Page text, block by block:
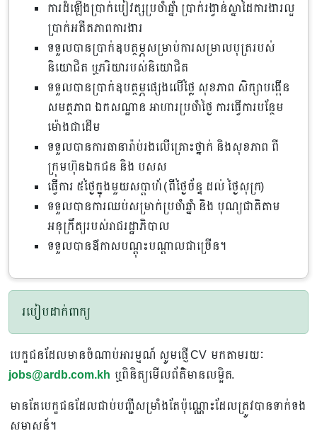
ការដំឡើងប្រាក់បៀវត្សប្រចាំឆ្នាំ ប្រាក់រង្វាន់ស្នាដៃការងារល្អ
ប្រាក់អតីតភាពការងារ
ទទួលបានប្រាក់ឧបត្ថម្ភសម្រាប់ការសម្រាលបុត្ររបស់
និយោជិត ឬភរិយារបស់និយោជិត
ទទួលបានប្រាក់ឧបត្ថម្ភផ្សេងលើថ្លៃ សុខភាព សិក្សាបង្កើន
សមត្ថភាព ឯកសណ្ឋាន អាហារប្រចាំថ្ងៃ ការធ្វើការបន្ថែម
ម៉ោងជាដើម
ទទួលបានការធានារ៉ាប់រងលើគ្រោះថ្នាក់ និងសុខភាព ពី
ក្រុមហ៊ុនឯកជន និង បសស
ធ្វើការ ៥ថ្ងៃក្នុងមួយសប្ដាហ៍ (ពីថ្ងៃច័ន្ទ ដល់ ថ្ងៃសុក្រ)
ទទួលបានការឈប់សម្រាក់ប្រចាំឆ្នាំ និង បុណ្យជាតិតាម
អនុក្រឹត្យរបស់រាជរដ្ឋាភិបាល
ទទួលបានឳកាសបណ្តុះបណ្តាលជាច្រើន។
របៀបដាក់ពាក្យ
បេក្ខជនដែលមានចំណាប់អារម្មណ៍ សូមផ្ញើ CV មកតាមរយៈ
jobs@ardb.com.kh ឬពិនិត្យមើលព័ត៌មានលម្អិត.
មានតែបេក្ខជនដែលជាប់បញ្ជីសម្រាំងតែប៉ុណ្ណោះដែលត្រូវបានទាក់ទង
សម្ភាសន៍។